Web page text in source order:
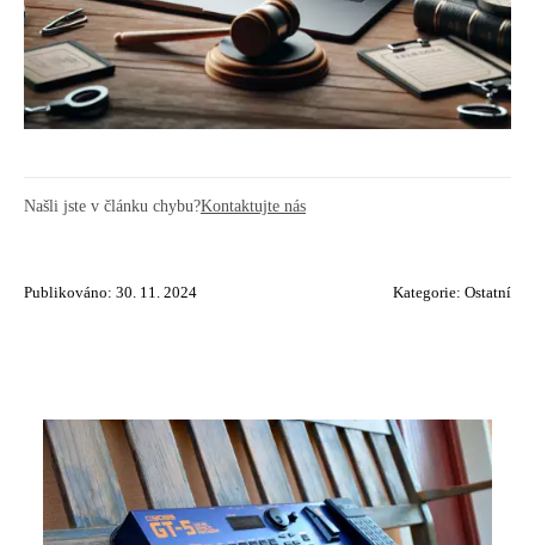
Našli jste v článku chybu?Kontaktujte nás
Publikováno: 30. 11. 2024 Kategorie: Ostatní